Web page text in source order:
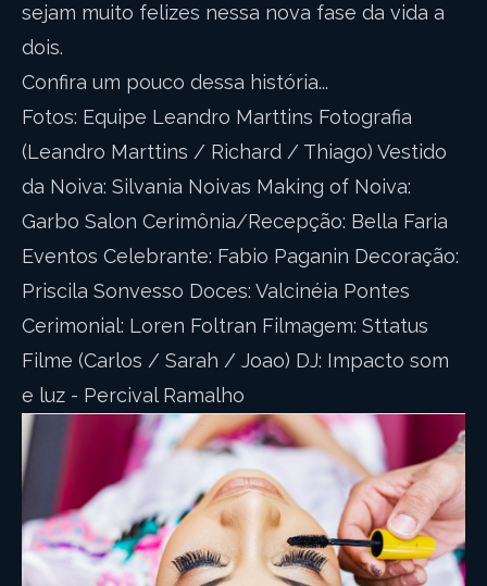
sejam muito felizes nessa nova fase da vida a
dois.
Confira um pouco dessa história...
Fotos: Equipe Leandro Marttins Fotografia
(Leandro Marttins / Richard / Thiago) Vestido
da Noiva: Silvania Noivas Making of Noiva:
Garbo Salon Cerimônia/Recepção: Bella Faria
Eventos Celebrante: Fabio Paganin Decoração:
Priscila Sonvesso Doces: Valcinéia Pontes
Cerimonial: Loren Foltran Filmagem: Sttatus
Filme (Carlos / Sarah / Joao) DJ: Impacto som
e luz - Percival Ramalho